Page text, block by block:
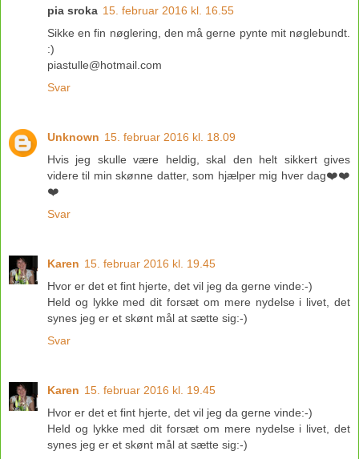
pia sroka 15. februar 2016 kl. 16.55
Sikke en fin nøglering, den må gerne pynte mit nøglebundt.
:)
piastulle@hotmail.com
Svar
Unknown 15. februar 2016 kl. 18.09
Hvis jeg skulle være heldig, skal den helt sikkert gives
videre til min skønne datter, som hjælper mig hver dag❤️❤️
❤️
Svar
Karen 15. februar 2016 kl. 19.45
Hvor er det et fint hjerte, det vil jeg da gerne vinde:-)
Held og lykke med dit forsæt om mere nydelse i livet, det
synes jeg er et skønt mål at sætte sig:-)
Svar
Karen 15. februar 2016 kl. 19.45
Hvor er det et fint hjerte, det vil jeg da gerne vinde:-)
Held og lykke med dit forsæt om mere nydelse i livet, det
synes jeg er et skønt mål at sætte sig:-)